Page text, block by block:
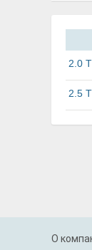
2.0
2.5
О